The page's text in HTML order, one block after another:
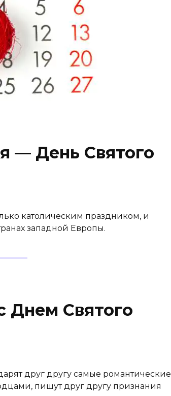
— День Святого
католическим праздником, и
западной Европы.
Днем Святого
друг другу самые романтические
пишут друг другу признания